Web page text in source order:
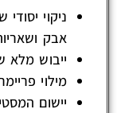
ניקוי
אבק
ייבוש מלא
מילוי
יישום